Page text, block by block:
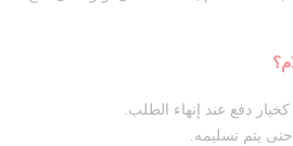
كخيار دفع عند إنهاء الطلب.
يتم تسليمه.